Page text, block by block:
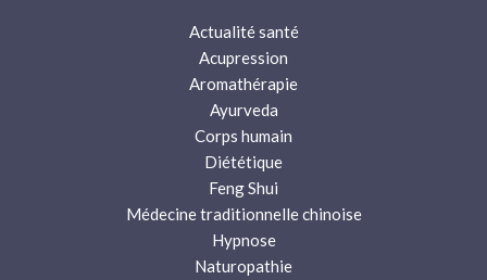
Actualité santé
Acupression
Aromathérapie
Ayurveda
Corps humain
Diététique
Feng Shui
Médecine traditionnelle chinoise
Hypnose
Naturopathie